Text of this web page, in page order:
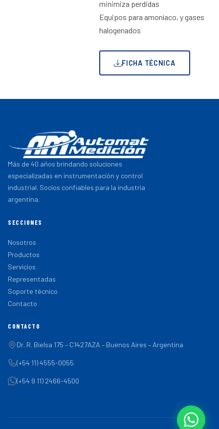
minimiza perdidas
Equipos para amoníaco, y gases
halogenados
FICHA TÉCNICA
Más de 40 años brindando soluciones
especializadas en instrumentación y control
industrial. Socios confiables para la industria
argentina.
SECCIONES
Nosotros
Productos
Servicios
Representadas
Soporte técnico
Contacto
CONTACTO
Dr. R. Bielsa 175 – C1427AZA – Buenos Aires – Argentina
(+54 11) 4555-0055
(+54 9 11) 2466-4500